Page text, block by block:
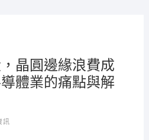
晶圓邊緣浪費成
體業的痛點與解
訊